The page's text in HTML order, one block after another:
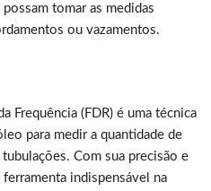
tomar as medidas
ou vazamentos.
Frequência (FDR) é uma técnica
para medir a quantidade de
Com sua precisão e
indispensável na